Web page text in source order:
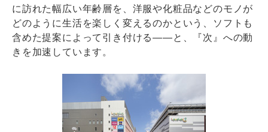
に訪れた幅広い年齢層を、洋服や化粧品などのモノが
どのように生活を楽しく変えるのかという、ソフトも
含めた提案によって引き付ける――と、『次』への動
きを加速しています。